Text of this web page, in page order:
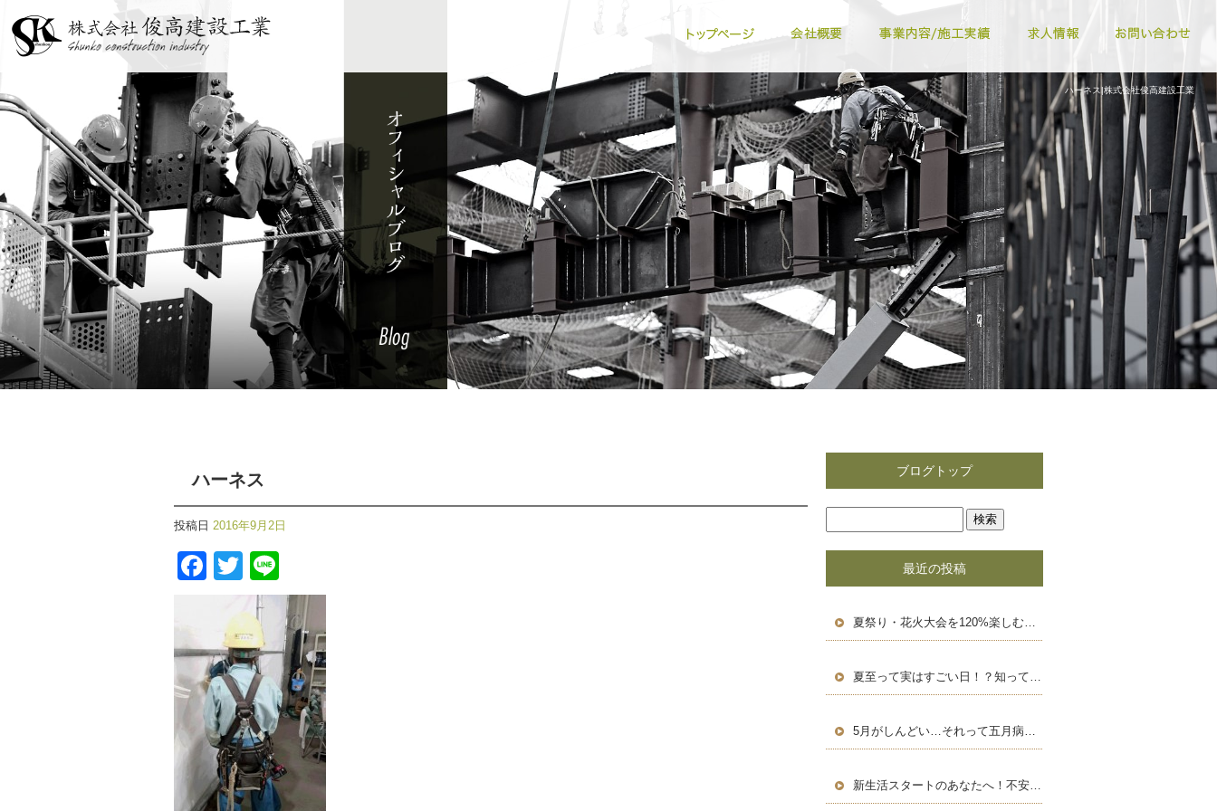
ハーネス|株式会社俊高建設工業
ハーネス
投稿日 2016年9月2日
Facebook
Twitter
ブログトップ
最近の投稿
夏祭り・花火大会を120%楽しむための豆知識＆浴衣術！
夏至って実はすごい日！？知って得する豆知識と長い一日の楽しみ方
5月がしんどい…それって五月病かも？働く人のためのセルフケア術
新生活スタートのあなたへ！不安を自信に変える、新しい環境での過ごし方